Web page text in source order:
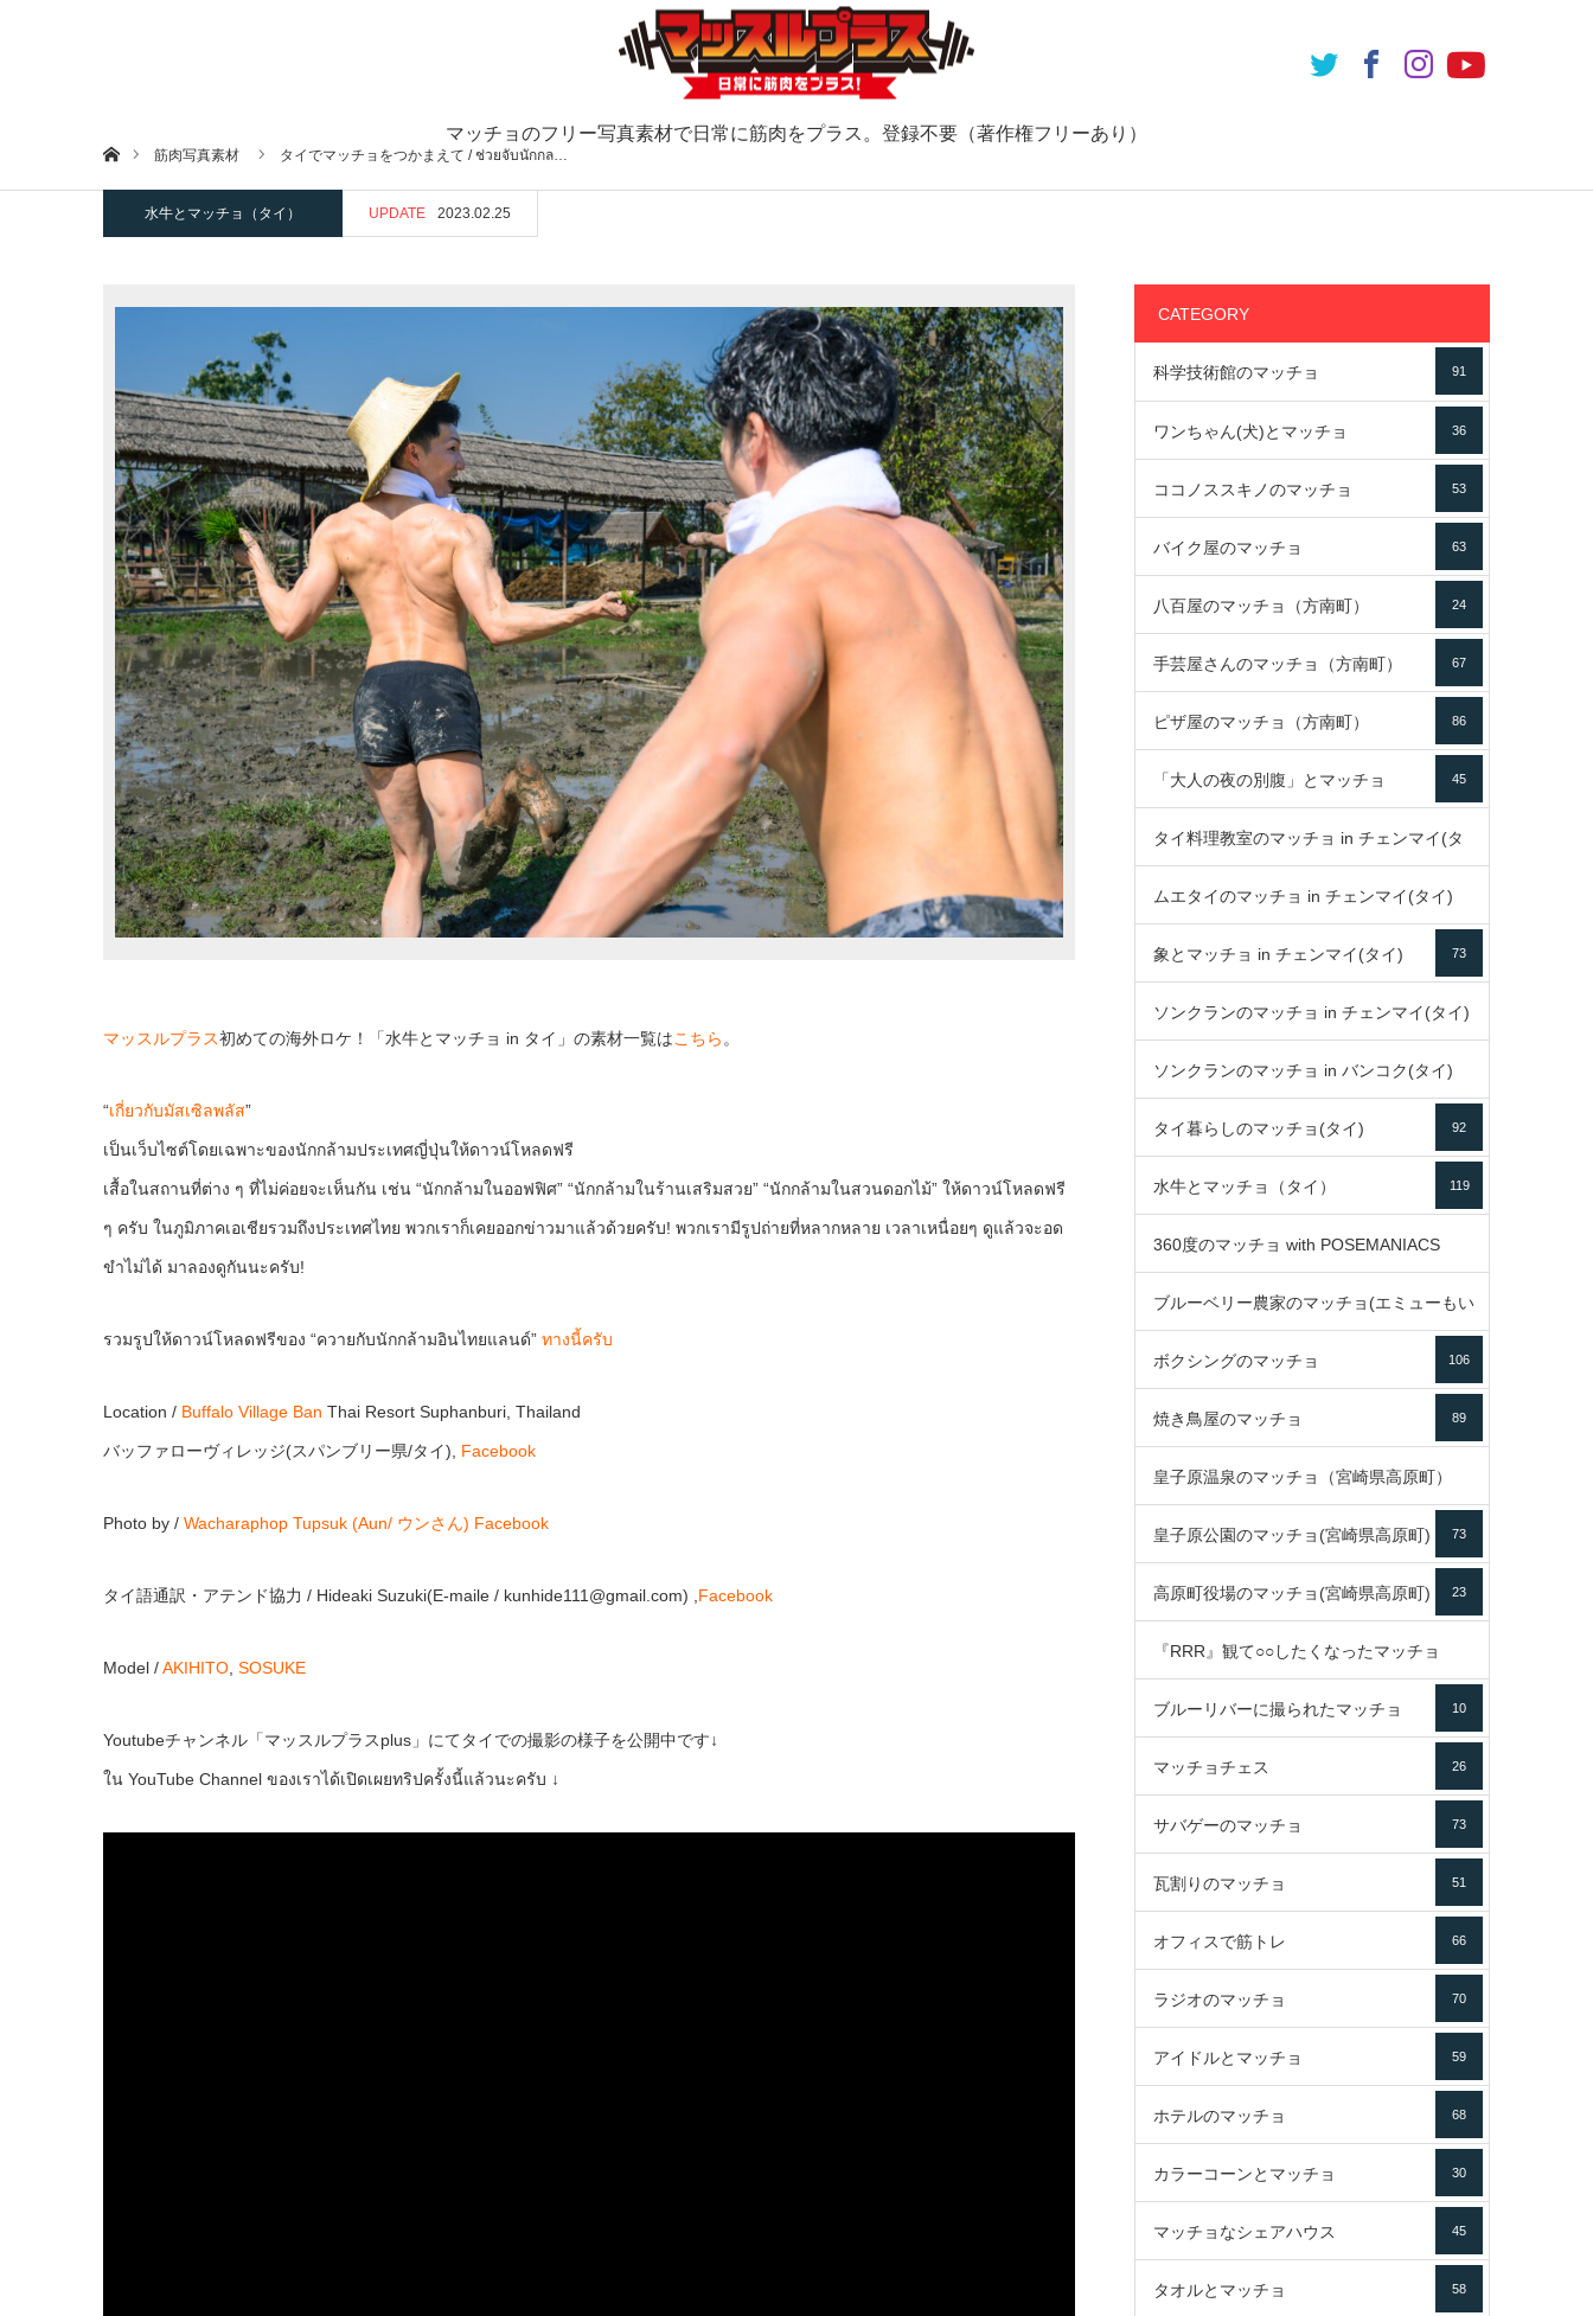
マッチョのフリー写真素材で日常に筋肉をプラス。登録不要（著作権フリーあり）
ホーム筋肉写真素材 タイでマッチョをつかまえて / ช่วยจับนักกล…
水牛とマッチョ（タイ） UPDATE 2023.02.25
マッスルプラス初めての海外ロケ！「水牛とマッチョ in タイ」の素材一覧はこちら 。
“เกี่ยวกับมัสเซิลพลัส”
เป็นเว็บไซต์โดยเฉพาะของนักกล้ามประเทศญี่ปุ่นให้ดาวน์โหลดฟรี
เสื้อในสถานที่ต่าง ๆ ที่ไม่ค่อยจะเห็นกัน เช่น “นักกล้ามในออฟฟิศ” “นักกล้ามในร้านเสริมสวย” “นักกล้ามในสวนดอกไม้” ให้ดาวน์โหลดฟรี
ๆ ครับ ในภูมิภาคเอเชียรวมถึงประเทศไทย พวกเราก็เคยออกข่าวมาแล้วด้วยครับ! พวกเรามีรูปถ่ายที่หลากหลาย เวลาเหนื่อยๆ ดูแล้วจะอด
ขำไม่ได้ มาลองดูกันนะครับ!
รวมรูปให้ดาวน์โหลดฟรีของ “ควายกับนักกล้ามอินไทยแลนด์” ทางนี้ครับ
Location / Buffalo Village Ban Thai Resort Suphanburi, Thailand
バッファローヴィレッジ(スパンブリー県/タイ), Facebook
Photo by / Wacharaphop Tupsuk (Aun/ ウンさん) Facebook
タイ語通訳・アテンド協力 / Hideaki Suzuki(E-maile / kunhide111@gmail.com) , Facebook
Model /AKIHITO SOSUKE
Youtubeチャンネル「マッスルプラスplus」にてタイでの撮影の様子を公開中です↓
ใน YouTube Channel ของเราได้เปิดเผยทริปครั้งนี้แล้วนะครับ ↓
CATEGORY
科学技術館のマッチョ 91
ワンちゃん(犬)とマッチョ 36
ココノススキノのマッチョ 53
バイク屋のマッチョ 63
八百屋のマッチョ（方南町） 24
手芸屋さんのマッチョ（方南町） 67
ピザ屋のマッチョ（方南町） 86
「大人の夜の別腹」とマッチョ 45
タイ料理教室のマッチョ in チェンマイ(タ
イ)
ムエタイのマッチョ in チェンマイ(タイ)
79
象とマッチョ in チェンマイ(タイ) 73
ソンクランのマッチョ in チェンマイ(タイ)
ソンクランのマッチョ in バンコク(タイ)
85
タイ暮らしのマッチョ(タイ) 92
水牛とマッチョ（タイ） 119
360度のマッチョ with POSEMANIACS
49
ブルーベリー農家のマッチョ(エミューもい
るよ) 72
ボクシングのマッチョ 106
焼き鳥屋のマッチョ 89
皇子原温泉のマッチョ（宮崎県高原町）
133
皇子原公園のマッチョ(宮崎県高原町) 73
高原町役場のマッチョ(宮崎県高原町) 23
『RRR』観て○○したくなったマッチョ
16
ブルーリバーに撮られたマッチョ 10
マッチョチェス 26
サバゲーのマッチョ 73
瓦割りのマッチョ 51
オフィスで筋トレ 66
ラジオのマッチョ 70
アイドルとマッチョ 59
ホテルのマッチョ 68
カラーコーンとマッチョ 30
マッチョなシェアハウス 45
タオルとマッチョ 58